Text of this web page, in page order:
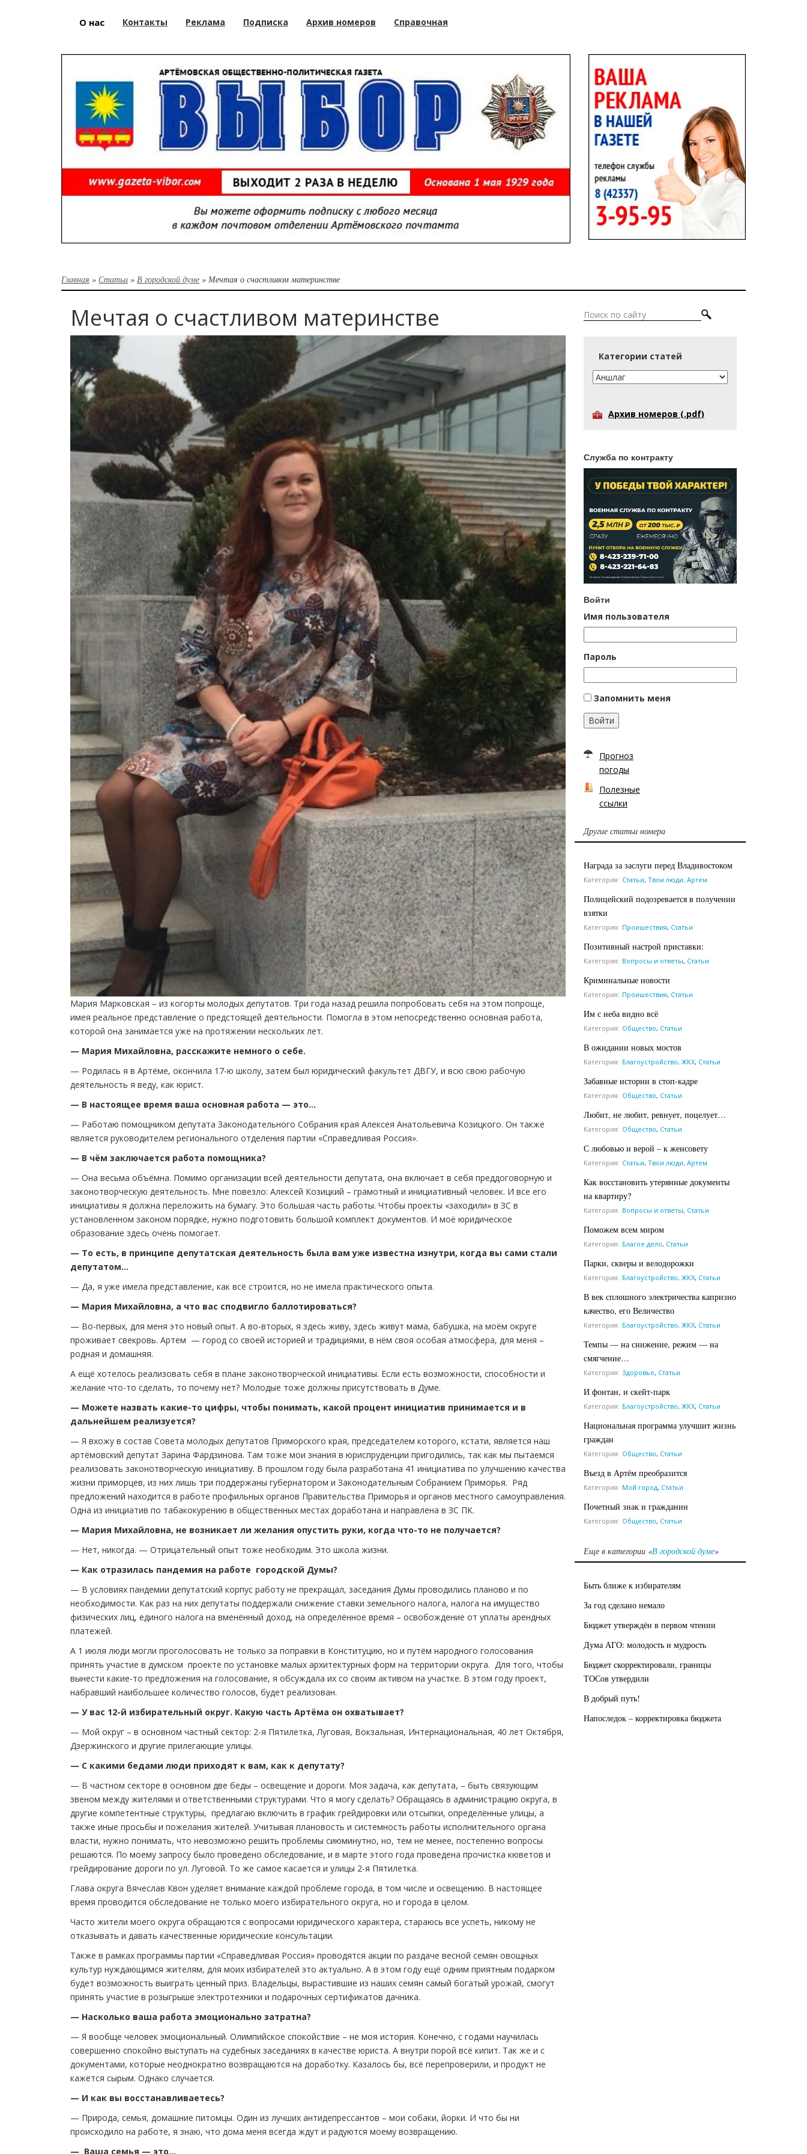
О нас Контакты Реклама Подписка Архив номеров Справочная
Главная » Статьи » В городской думе » Мечтая о счастливом материнстве
Мечтая о счастливом материнстве
Мария Марковская – из когорты молодых депутатов. Три года назад решила попробовать себя на этом попроще,
имея реальное представление о предстоящей деятельности. Помогла в этом непосредственно основная работа,
которой она занимается уже на протяжении нескольких лет.
— Мария Михайловна, расскажите немного о себе.
— Родилась я в Артёме, окончила 17-ю школу, затем был юридический факультет ДВГУ, и всю свою рабочую
деятельность я веду, как юрист.
— В настоящее время ваша основная работа — это…
— Работаю помощником депутата Законодательного Собрания края Алексея Анатольевича Козицкого. Он также
является руководителем регионального отделения партии «Справедливая Россия».
— В чём заключается работа помощника?
— Она весьма объёмна. Помимо организации всей деятельности депутата, она включает в себя преддоговорную и
законотворческую деятельность. Мне повезло: Алексей Козицкий – грамотный и инициативный человек. И все его
инициативы я должна переложить на бумагу. Это большая часть работы. Чтобы проекты «заходили» в ЗС в
установленном законом порядке, нужно подготовить большой комплект документов. И моё юридическое
образование здесь очень помогает.
— То есть, в принципе депутатская деятельность была вам уже известна изнутри, когда вы сами стали
депутатом…
— Да, я уже имела представление, как всё строится, но не имела практического опыта.
— Мария Михайловна, а что вас сподвигло баллотироваться?
— Во-первых, для меня это новый опыт. А во-вторых, я здесь живу, здесь живут мама, бабушка, на моём округе
проживает свекровь. Артем — город со своей историей и традициями, в нём своя особая атмосфера, для меня –
родная и домашняя.
А ещё хотелось реализовать себя в плане законотворческой инициативы. Если есть возможности, способности и
желание что-то сделать, то почему нет? Молодые тоже должны присутствовать в Думе.
— Можете назвать какие-то цифры, чтобы понимать, какой процент инициатив принимается и в
дальнейшем реализуется?
— Я вхожу в состав Совета молодых депутатов Приморского края, председателем которого, кстати, является наш
артёмовский депутат Зарина Фардзинова. Там тоже мои знания в юриспруденции пригодились, так как мы пытаемся
реализовать законотворческую инициативу. В прошлом году была разработана 41 инициатива по улучшению качества
жизни приморцев, из них лишь три поддержаны губернатором и Законодательным Собранием Приморья. Ряд
предложений находится в работе профильных органов Правительства Приморья и органов местного самоуправления.
Одна из инициатив по табакокурению в общественных местах доработана и направлена в ЗС ПК.
— Мария Михайловна, не возникает ли желания опустить руки, когда что-то не получается?
— Нет, никогда. — Отрицательный опыт тоже необходим. Это школа жизни.
— Как отразилась пандемия на работе городской Думы?
— В условиях пандемии депутатский корпус работу не прекращал, заседания Думы проводились планово и по
необходимости. Как раз на них депутаты поддержали снижение ставки земельного налога, налога на имущество
физических лиц, единого налога на вменённый доход, на определённое время – освобождение от уплаты арендных
платежей.
А 1 июля люди могли проголосовать не только за поправки в Конституцию, но и путём народного голосования
принять участие в думском проекте по установке малых архитектурных форм на территории округа. Для того, чтобы
вынести какие-то предложения на голосование, я обсуждала их со своим активом на участке. В этом году проект,
набравший наибольшее количество голосов, будет реализован.
— У вас 12-й избирательный округ. Какую часть Артёма он охватывает?
— Мой округ – в основном частный сектор: 2-я Пятилетка, Луговая, Вокзальная, Интернациональная, 40 лет Октября,
Дзержинского и другие прилегающие улицы.
— С какими бедами люди приходят к вам, как к депутату?
— В частном секторе в основном две беды – освещение и дороги. Моя задача, как депутата, – быть связующим
звеном между жителями и ответственными структурами. Что я могу сделать? Обращаясь в администрацию округа, в
другие компетентные структуры, предлагаю включить в график грейдировки или отсыпки, определённые улицы, а
также иные просьбы и пожелания жителей. Учитывая плановость и системность работы исполнительного органа
власти, нужно понимать, что невозможно решить проблемы сиюминутно, но, тем не менее, постепенно вопросы
решаются. По моему запросу было проведено обследование, и в марте этого года проведена прочистка кюветов и
грейдирование дороги по ул. Луговой. То же самое касается и улицы 2-я Пятилетка.
Глава округа Вячеслав Квон уделяет внимание каждой проблеме города, в том числе и освещению. В настоящее
время проводится обследование не только моего избирательного округа, но и города в целом.
Часто жители моего округа обращаются с вопросами юридического характера, стараюсь все успеть, никому не
отказывать и давать качественные юридические консультации.
Также в рамках программы партии «Справедливая Россия» проводятся акции по раздаче весной семян овощных
культур нуждающимся жителям, для моих избирателей это актуально. А в этом году ещё одним приятным подарком
будет возможность выиграть ценный приз. Владельцы, вырастившие из наших семян самый богатый урожай, смогут
принять участие в розыгрыше электротехники и подарочных сертификатов дачника.
— Насколько ваша работа эмоционально затратна?
— Я вообще человек эмоциональный. Олимпийское спокойствие – не моя история. Конечно, с годами научилась
совершенно спокойно выступать на судебных заседаниях в качестве юриста. А внутри порой всё кипит. Так же и с
документами, которые неоднократно возвращаются на доработку. Казалось бы, всё перепроверили, и продукт не
кажется сырым. Однако случается.
— И как вы восстанавливаетесь?
— Природа, семья, домашние питомцы. Один из лучших антидепрессантов – мои собаки, йорки. И что бы ни
происходило на работе, я знаю, что дома меня всегда ждут и радуются моему возвращению.
— Ваша семья — это…
Категории статей
Архив номеров (.pdf)
Служба по контракту
Войти
Имя пользователя
Пароль
Запомнить меня
Войти
Прогноз
погоды
Полезные
ссылки
Другие статьи номера
Награда за заслуги перед Владивостоком
Категория: Статьи, Твои люди, Артем
Полицейский подозревается в получении
взятки
Категория: Проишествия, Статьи
Позитивный настрой приставки:
Категория: Вопросы и ответы, Статьи
Криминальные новости
Категория: Проишествия, Статьи
Им с неба видно всё
Категория: Общество, Статьи
В ожидании новых мостов
Категория: Благоустройство, ЖКХ, Статьи
Забавные истории в стоп-кадре
Категория: Общество, Статьи
Любит, не любит, ревнует, поцелует…
Категория: Общество, Статьи
С любовью и верой – к женсовету
Категория: Статьи, Твои люди, Артем
Как восстановить утерянные документы
на квартиру?
Категория: Вопросы и ответы, Статьи
Поможем всем миром
Категория: Благое дело, Статьи
Парки, скверы и велодорожки
Категория: Благоустройство, ЖКХ, Статьи
В век сплошного электричества капризно
качество, его Величество
Категория: Благоустройство, ЖКХ, Статьи
Темпы — на снижение, режим — на
смягчение…
Категория: Здоровье, Статьи
И фонтан, и скейт-парк
Категория: Благоустройство, ЖКХ, Статьи
Национальная программа улучшит жизнь
граждан
Категория: Общество, Статьи
Въезд в Артём преобразится
Категория: Мой город, Статьи
Почетный знак и гражданин
Категория: Общество, Статьи
Еще в категории «В городской думе»
Быть ближе к избирателям
За год сделано немало
Бюджет утверждён в первом чтении
Дума АГО: молодость и мудрость
Бюджет скорректировали, границы
ТОСов утвердили
В добрый путь!
Напоследок – корректировка бюджета